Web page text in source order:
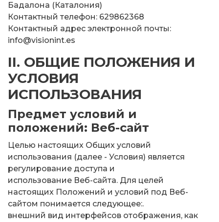
Бадалона (Каталония)
Контактный телефон: 629862368
Контактный адрес электронной почты:
info@visionint.es
II. ОБЩИЕ ПОЛОЖЕНИЯ И
УСЛОВИЯ
ИСПОЛЬЗОВАНИЯ
Предмет условий и
положений: Веб-сайт
Целью настоящих Общих условий
использования (далее - Условия) является
регулирование доступа и
использование Веб-сайта. Для целей
настоящих Положений и условий под Веб-
сайтом понимается следующее:.
внешний вид интерфейсов отображения, как